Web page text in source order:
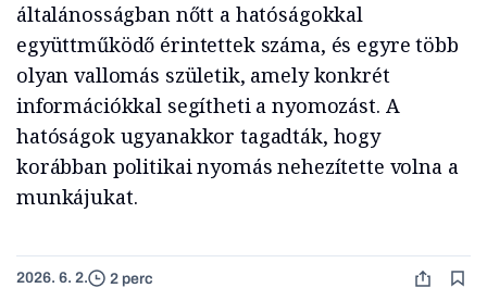
általánosságban nőtt a hatóságokkal
együttműködő érintettek száma, és egyre több
olyan vallomás születik, amely konkrét
információkkal segítheti a nyomozást. A
hatóságok ugyanakkor tagadták, hogy
korábban politikai nyomás nehezítette volna a
munkájukat.
2026. 6. 2. 2 perc